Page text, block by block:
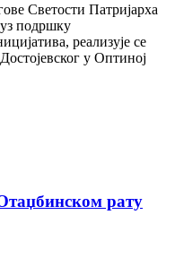
Светости Патријарха
подршку
реализује се
у Оптиној
рату